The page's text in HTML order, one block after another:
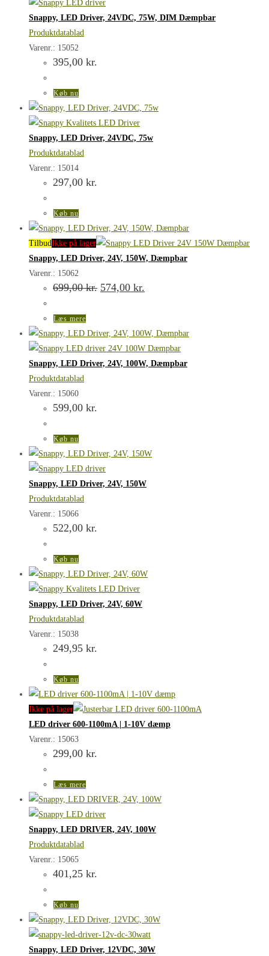
Snappy, LED Driver, 24VDC, 75W, DIM Dæmpbar
Produktdatablad
Varenr.: 15052
395,00 kr.
Køb nu
Snappy, LED Driver, 24VDC, 75w
Produktdatablad
Varenr.: 15014
297,00 kr.
Køb nu
TilbudIkke på lager
Snappy, LED Driver, 24V, 150W, Dæmpbar
Varenr.: 15062
699,00kr. Den
oprindelige
699,00 kr..
574,00 kr.
aktuelle
574,00 kr..
Læs mere
Snappy, LED Driver, 24V, 100W, Dæmpbar
Produktdatablad
Varenr.: 15060
599,00 kr.
Køb nu
Snappy, LED Driver, 24V, 150W
Produktdatablad
Varenr.: 15066
522,00 kr.
Køb nu
Snappy, LED Driver, 24V, 60W
Produktdatablad
Varenr.: 15038
249,95 kr.
Køb nu
Ikke på lager
LED driver 600-1100mA | 1-10V dæmp
Varenr.: 15063
299,00 kr.
Læs mere
Snappy, LED DRIVER, 24V, 100W
Produktdatablad
Varenr.: 15065
401,25 kr.
Køb nu
Snappy, LED Driver, 12VDC, 30W